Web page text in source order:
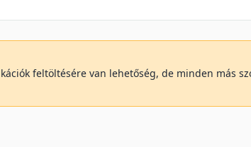
feltöltésére van lehetőség, de minden más